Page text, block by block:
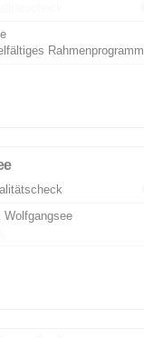
Rahmenprogramm
Wolfgangsee